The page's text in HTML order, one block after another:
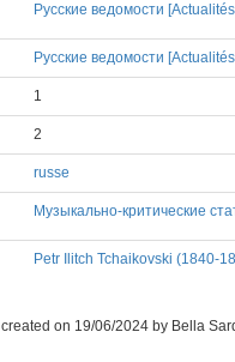
Русские ведомости
Русские ведомости
1
2
russe
Музыкально-критические
Petr Ilitch Tchaikovski (1840-
created on 19/06/2024 by Bella